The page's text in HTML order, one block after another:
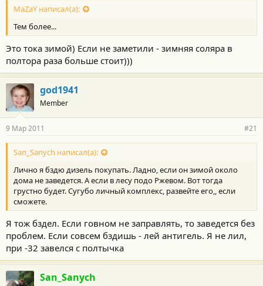
MaZaY написал(а):
Тем более...
Это тока зимой) Если не заметили - зимняя соляра в
полтора раза больше стоит)))
god1941
Member
9 Мар 2011 #21
San_Sanych написал(а):
Лично я бздю дизель покупать. Ладно, если он зимой около
дома не заведется. А если в лесу подо Ржевом. Вот тогда
грустно будет. Сугубо личный комплекс, развейте его,, если
сможете.
Я тож бздел. Если говном не заправлять, то заведется без
проблем. Если совсем бздишь - лей антигель. Я не лил,
при -32 завелся с полтычка
San_Sanych